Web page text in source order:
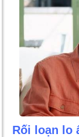
Rối loạn lo